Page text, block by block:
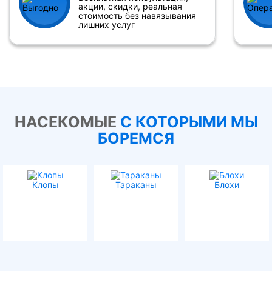
акции, скидки, реальная
стоимость без навязывания
лишних услуг
НАСЕКОМЫЕ С КОТОРЫМИ МЫ
БОРЕМСЯ
Клопы Тараканы Блохи